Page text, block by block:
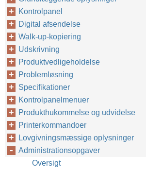
Konfigurationsprogram til digital
Kontrolpanel
Digital afsendelse
Walk-up-kopiering
Udskrivning
Produktvedligeholdelse
Problemløsning
Specifikationer
Kontrolpanelmenuer
Produkthukommelse og udvidelse
Printerkommandoer
Lovgivningsmæssige oplysninger
Administrationsopgaver
Oversigt